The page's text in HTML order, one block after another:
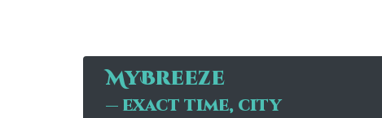
MyBreeze
— exact time, city